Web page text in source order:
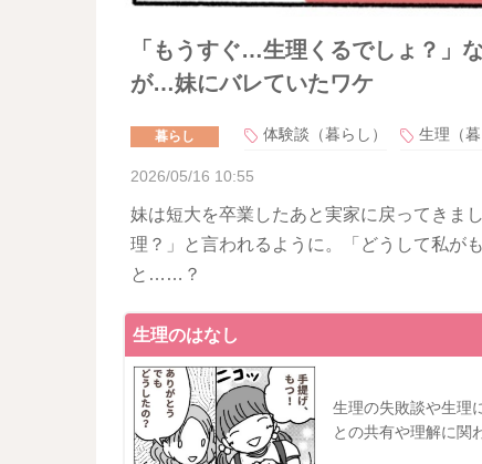
「もうすぐ…生理くるでしょ？」
が…妹にバレていたワケ
暮らし 体験談（暮らし） 生理（暮
2026/05/16 10:55
妹は短大を卒業したあと実家に戻ってきま
理？」と言われるように。「どうして私が
と……？
生理のはなし
生理の失敗談や生理
との共有や理解に関